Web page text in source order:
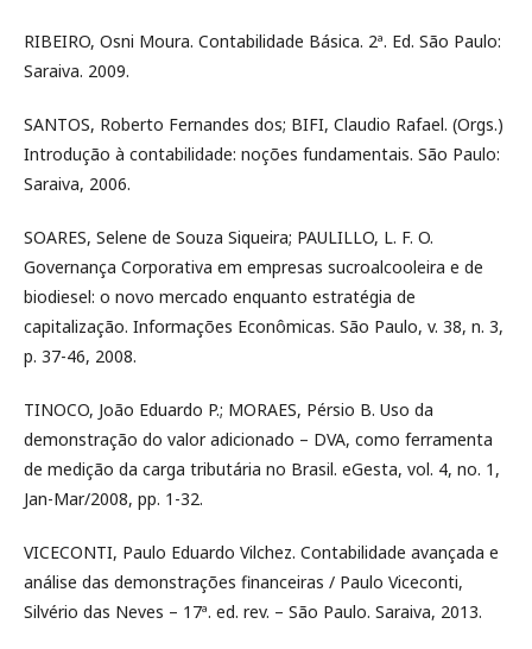
RIBEIRO, Osni Moura. Contabilidade Básica. 2ª. Ed. São Paulo:
Saraiva. 2009.
SANTOS, Roberto Fernandes dos; BIFI, Claudio Rafael. (Orgs.)
Introdução à contabilidade: noções fundamentais. São Paulo:
Saraiva, 2006.
SOARES, Selene de Souza Siqueira; PAULILLO, L. F. O.
Governança Corporativa em empresas sucroalcooleira e de
biodiesel: o novo mercado enquanto estratégia de
capitalização. Informações Econômicas. São Paulo, v. 38, n. 3,
p. 37-46, 2008.
TINOCO, João Eduardo P.; MORAES, Pérsio B. Uso da
demonstração do valor adicionado – DVA, como ferramenta
de medição da carga tributária no Brasil. eGesta, vol. 4, no. 1,
Jan-Mar/2008, pp. 1-32.
VICECONTI, Paulo Eduardo Vilchez. Contabilidade avançada e
análise das demonstrações financeiras / Paulo Viceconti,
Silvério das Neves – 17ª. ed. rev. – São Paulo. Saraiva, 2013.